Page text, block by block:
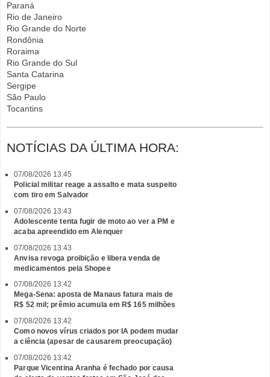
Paraná
Rio de Janeiro
Rio Grande do Norte
Rondônia
Roraima
Rio Grande do Sul
Santa Catarina
Sergipe
São Paulo
Tocantins
NOTÍCIAS DA ÚLTIMA HORA:
07/08/2026 13:45
Policial militar reage a assalto e mata suspeito
com tiro em Salvador
07/08/2026 13:43
Adolescente tenta fugir de moto ao ver a PM e
acaba apreendido em Alenquer
07/08/2026 13:43
Anvisa revoga proibição e libera venda de
medicamentos pela Shopee
07/08/2026 13:42
Mega-Sena: aposta de Manaus fatura mais de
R$ 52 mil; prêmio acumula em R$ 165 milhões
07/08/2026 13:42
Como novos vírus criados por IA podem mudar
a ciência (apesar de causarem preocupação)
07/08/2026 13:42
Parque Vicentina Aranha é fechado por causa